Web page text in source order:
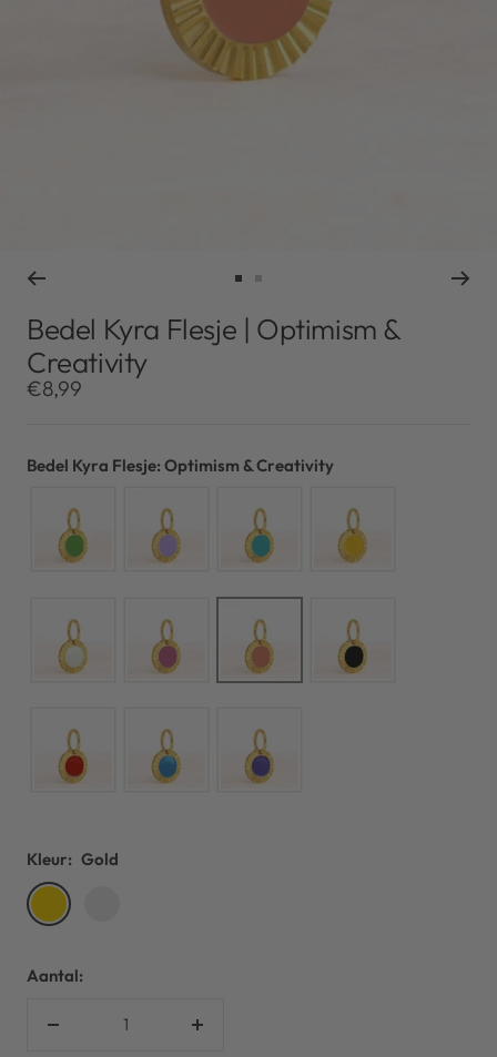
naar
slide
naar
slide
Bedel Kyra Flesje | Optimism &
Creativity
Kortingsprijs
€8,99
Bedel Kyra Flesje: Optimism & Creativity
Kleur: Gold
Gold
Aantal:
Verhoog